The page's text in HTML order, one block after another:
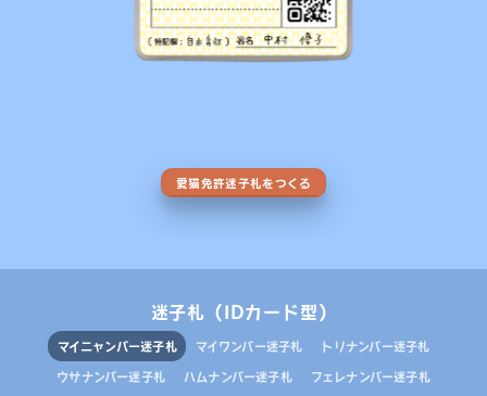
愛猫免許迷子札をつくる
迷子札（IDカード型）
マイニャンバー迷子札 マイワンバー迷子札
トリナンバー迷子札
ウサナンバー迷子札
ハムナンバー迷子札
フェレナンバー迷子札